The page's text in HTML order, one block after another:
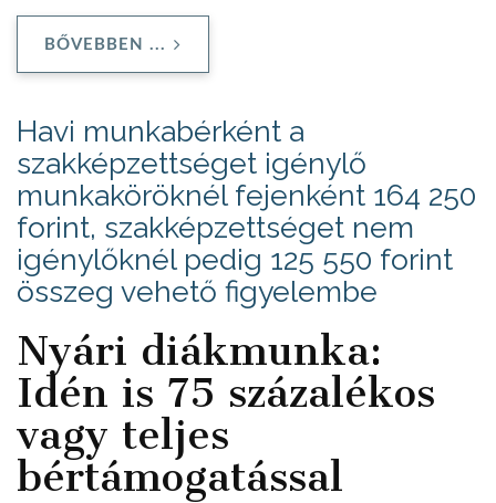
BŐVEBBEN ...
Havi munkabérként a
szakképzettséget igénylő
munkaköröknél fejenként 164 250
forint, szakképzettséget nem
igénylőknél pedig 125 550 forint
összeg vehető figyelembe
Nyári diákmunka:
Idén is 75 százalékos
vagy teljes
bértámogatással